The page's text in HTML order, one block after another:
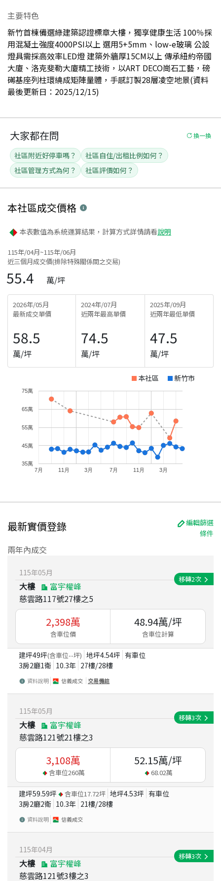
主要特色
新竹首棟備選綠建築認證標章大樓，獨享健康生活 100％採
用混凝土強度4000PSI以上 選用5+5mm、low-e玻璃 公設
燈具需採高效率LED燈 建築外牆厚15CM以上 傳承紐約帝國
大廈、洛克斐勒大廈精工技術，以ART DECO崗石工藝，磅
礡基座列柱環繞成矩陣量體，手感訂製28層凌空地景(資料
最後更新日：2025/12/15)
大家都在問 換一換
社區附近好停車嗎？
社區自住/出租比例如何？
社區管理方式為何？
社區評價如何？
本社區成交價格
本表數值為系統運算結果，計算方式詳情請看說明
115年/04月~115年/06月
近三個月成交價(排除特殊關係間之交易)
55.4 萬/坪
2026年/05月
最新成交單價
58.5
萬/坪
2024年/07月
近兩年最高單價
74.5
萬/坪
2025年/09月
近兩年最低單價
47.5
萬/坪
本社區 新竹市
7月 11月 3月 7月 11月 3月
35萬
45萬
55萬
65萬
75萬
最新實價登錄
編輯篩選
條件
兩年內成交
115年05月
大樓
富宇權峰
慈雲路117號27樓之5
移轉2次
2,398萬
含車位價
48.94萬/坪
含車位計算
建坪49坪(含車位--坪) 地坪4.54坪 有車位
3房2廳1衛 10.3年 27樓/28樓
資料說明 信義成交 交易備註
115年05月
大樓
富宇權峰
慈雲路121號21樓之3
移轉3次
3,108萬
含車位260萬
52.15萬/坪
68.02萬
建坪59.59坪 含車位17.72坪 地坪4.53坪 有車位
3房2廳2衛 10.3年 21樓/28樓
資料說明 信義成交
115年04月
大樓
富宇權峰
慈雲路121號3樓之3
移轉3次